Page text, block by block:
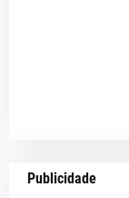
Publicidade